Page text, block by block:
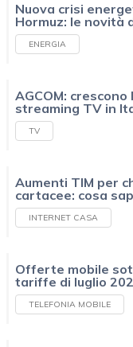
Nuova crisi
Hormuz: le novità
ENERGIA
AGCOM:
streaming TV in
TV
Aumenti TIM per
cartacee: cosa
INTERNET CASA
Offerte mobile
tariffe di luglio
TELEFONIA MOBILE